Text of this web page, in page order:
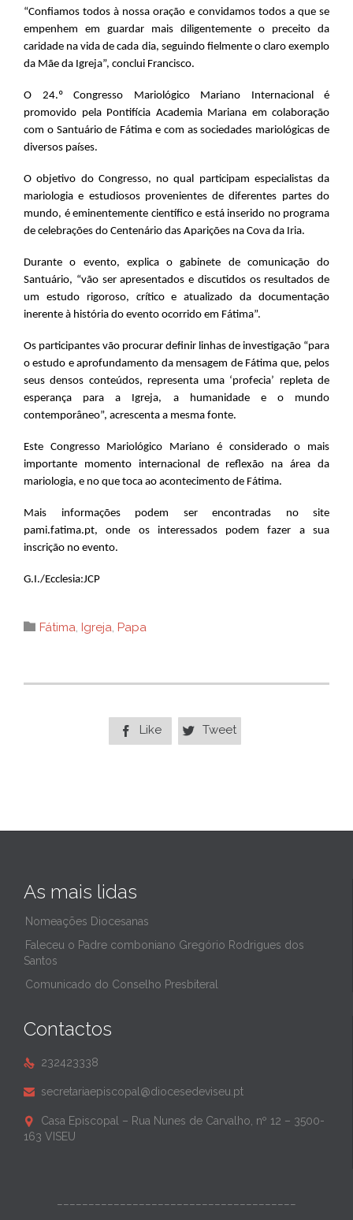
“Confiamos todos à nossa oração e convidamos todos a que se
empenhem em guardar mais diligentemente o preceito da
caridade na vida de cada dia, seguindo fielmente o claro exemplo
da Mãe da Igreja”, conclui Francisco.
O 24.º Congresso Mariológico Mariano Internacional é
promovido pela Pontifícia Academia Mariana em colaboração
com o Santuário de Fátima e com as sociedades mariológicas de
diversos países.
O objetivo do Congresso, no qual participam especialistas da
mariologia e estudiosos provenientes de diferentes partes do
mundo, é eminentemente científico e está inserido no programa
de celebrações do Centenário das Aparições na Cova da Iria.
Durante o evento, explica o gabinete de comunicação do
Santuário, “vão ser apresentados e discutidos os resultados de
um estudo rigoroso, crítico e atualizado da documentação
inerente à história do evento ocorrido em Fátima”.
Os participantes vão procurar definir linhas de investigação “para
o estudo e aprofundamento da mensagem de Fátima que, pelos
seus densos conteúdos, representa uma ‘profecia’ repleta de
esperança para a Igreja, a humanidade e o mundo
contemporâneo”, acrescenta a mesma fonte.
Este Congresso Mariológico Mariano é considerado o mais
importante momento internacional de reflexão na área da
mariologia, e no que toca ao acontecimento de Fátima.
Mais informações podem ser encontradas no site
pami.fatima.pt, onde os interessados podem fazer a sua
inscrição no evento.
G.I./Ecclesia:JCP
 Category
Fátima, Igreja, Papa
 Like  Tweet
As mais lidas
Nomeações Diocesanas
Faleceu o Padre comboniano Gregório Rodrigues dos
Santos
Comunicado do Conselho Presbiteral
Contactos
 232423338
 secretariaepiscopal@diocesedeviseu.pt

Casa Episcopal – Rua Nunes de Carvalho, nº 12 – 3500-
163 VISEU